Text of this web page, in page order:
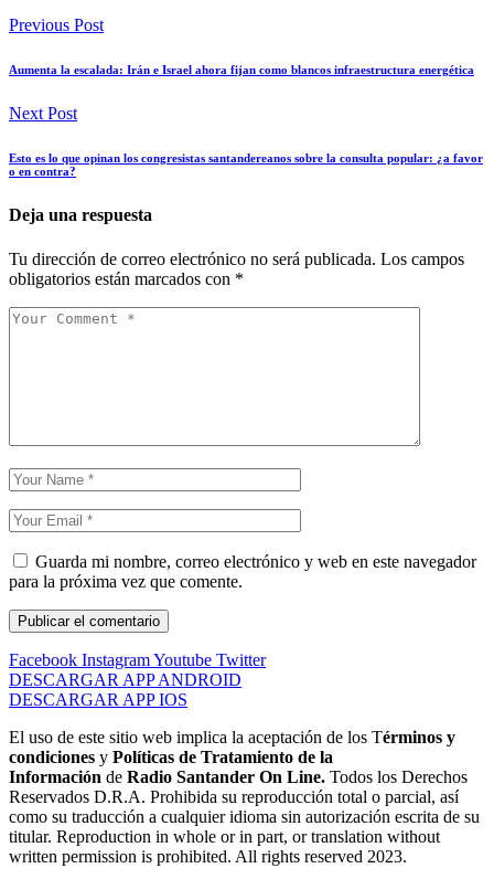
Previous Post
Aumenta la escalada: Irán e Israel ahora fijan como blancos infraestructura energética
Next Post
Esto es lo que opinan los congresistas santandereanos sobre la consulta popular: ¿a favor
o en contra?
Deja una respuesta
Tu dirección de correo electrónico no será publicada. Los campos
obligatorios están marcados con *
Guarda mi nombre, correo electrónico y web en este navegador
para la próxima vez que comente.
Facebook InstagramYoutube Twitter
DESCARGAR APP ANDROID
DESCARGAR APP IOS
El uso de este sitio web implica la aceptación de los Términos y
condiciones y Políticas de Tratamiento de la
Información de Radio Santander On Line. Todos los Derechos
Reservados D.R.A. Prohibida su reproducción total o parcial, así
como su traducción a cualquier idioma sin autorización escrita de su
titular. Reproduction in whole or in part, or translation without
written permission is prohibited. All rights reserved 2023.